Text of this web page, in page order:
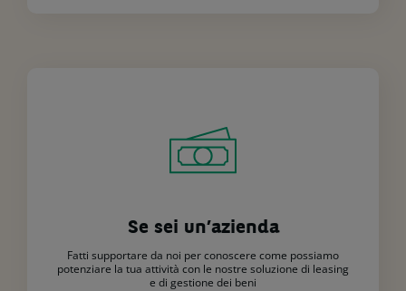
Se sei un’azienda
Fatti supportare da noi per conoscere come possiamo
potenziare la tua attività con le nostre soluzione di leasing
e di gestione dei beni